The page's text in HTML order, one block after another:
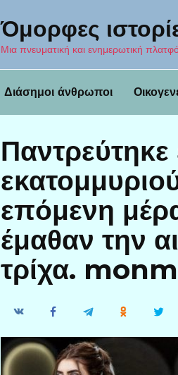
Όμορφες
Μια πνευματική και ενημερωτική
Διάσημοι άνθρωποι
επόμενη
έμαθαν την
τρίχα.